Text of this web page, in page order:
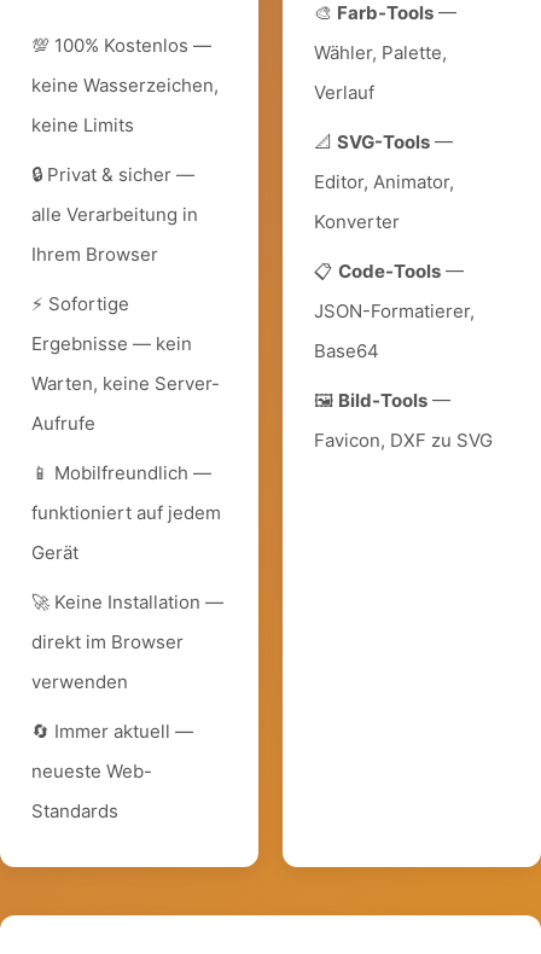
💯 100% Kostenlos —
keine Wasserzeichen,
keine Limits
🔒 Privat & sicher —
alle Verarbeitung in
Ihrem Browser
⚡ Sofortige
Ergebnisse — kein
Warten, keine Server-
Aufrufe
📱 Mobilfreundlich —
funktioniert auf jedem
Gerät
🚀 Keine Installation —
direkt im Browser
verwenden
🔄 Immer aktuell —
neueste Web-
Standards
🎨 Farb-Tools —
Wähler, Palette,
Verlauf
📐 SVG-Tools —
Editor, Animator,
Konverter
📋 Code-Tools —
JSON-Formatierer,
Base64
🖼️ Bild-Tools —
Favicon, DXF zu SVG